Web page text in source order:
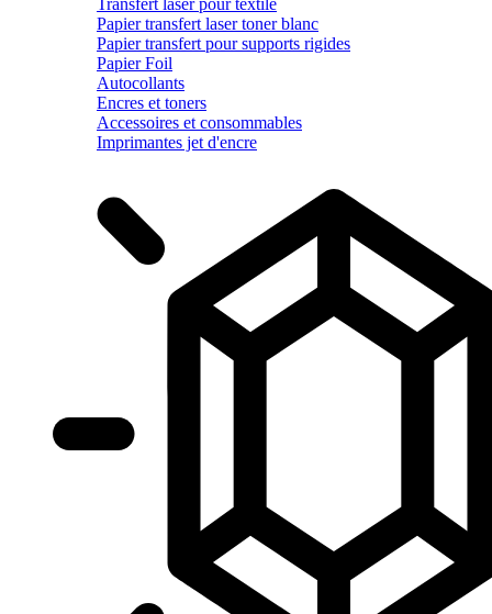
Papier transfert laser toner blanc
Papier transfert pour supports rigides
Papier Foil
Autocollants
Encres et toners
Accessoires et consommables
Imprimantes jet d'encre